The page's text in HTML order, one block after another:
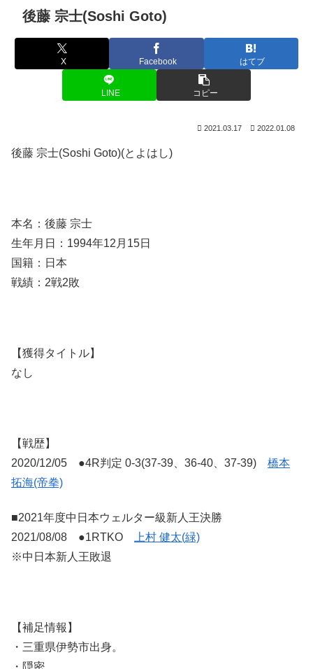
後藤 宗士(Soshi Goto)
X Facebook はてブ
LINE コピー
2021.03.17 2022.01.08
後藤 宗士(Soshi Goto)(とよはし)
本名：後藤 宗士
生年月日：1994年12月15日
国籍：日本
戦績：2戦2敗
【獲得タイトル】
なし
【戦歴】
2020/12/05 ●4R判定 0-3(37-39、36-40、37-39) 橋本
拓海(帝拳)
■2021年度中日本ウェルター級新人王決勝
2021/08/08 ●1RTKO
上村 健太(緑)
※中日本新人王敗退
【補足情報】
・三重県伊勢市出身。
・隠密。